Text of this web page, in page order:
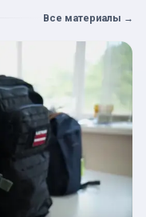
Все материалы →